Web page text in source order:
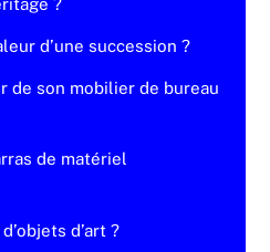
?
d’une succession ?
de son mobilier de bureau
de matériel
d’art ?